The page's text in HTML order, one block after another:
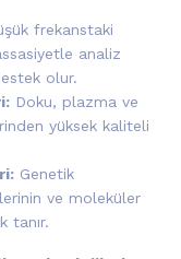
frekanstaki
analiz
olur.
Doku, plazma ve
yüksek kaliteli
Genetik
ve moleküler
tanır.